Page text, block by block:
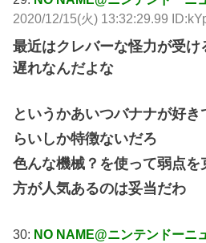
2020/12/15(火) 13:32:29.99
最近はクレバーな怪力が受
遅れなんだよな
というかあいつバナナが好き
らいしか特徴ないだろ
色んな機械？を使って弱点
方が人気あるのは妥当だわ
30: NO NAME@ニンテンドーニ